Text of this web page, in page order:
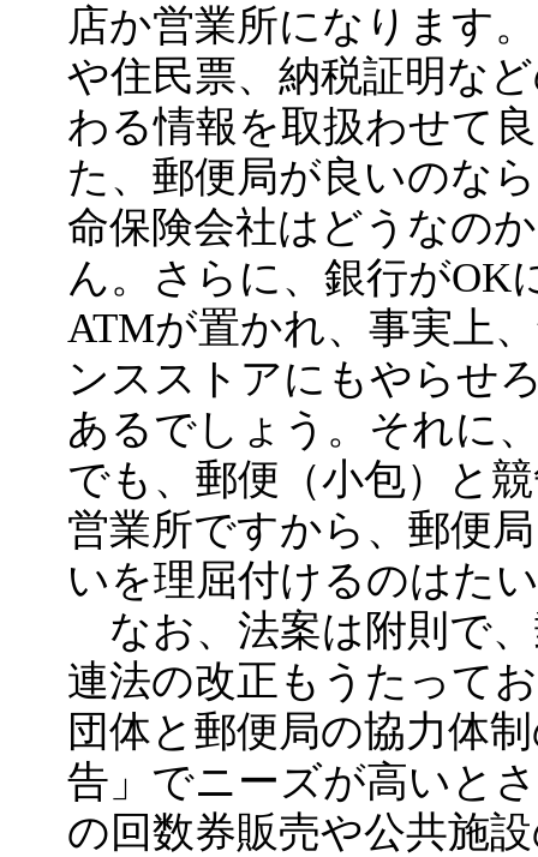
店か営業所になります
や住民票、納税証明な
わる情報を取扱わせて
た、郵便局が良いのな
命保険会社はどうなの
ん。さらに、銀行がOK
ATMが置かれ、事実上
ンスストアにもやらせ
あるでしょう。それに
でも、郵便（小包）と
営業所ですから、郵便
いを理屈付けるのはた
なお、法案は附則で
連法の改正もうたって
団体と郵便局の協力体
告」でニーズが高いと
の回数券販売や公共施